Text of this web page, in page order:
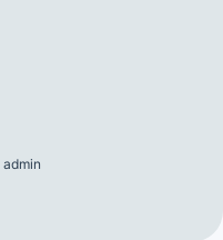
admin